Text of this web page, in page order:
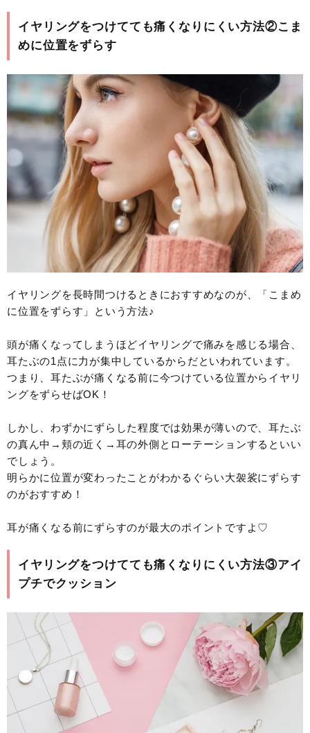
イヤリングをつけてても痛くなりにくい方法②こま
めに位置をずらす
イヤリングを長時間つけるときにおすすめなのが、「こまめ
に位置をずらす」という方法♪
頭が痛くなってしまうほどイヤリングで痛みを感じる場合、
耳たぶの1点に力が集中しているからだといわれています。
つまり、耳たぶが痛くなる前に今つけている位置からイヤリ
ングをずらせばOK！
しかし、わずかにずらした程度では効果が薄いので、耳たぶ
の真ん中→頬の近く→耳の外側とローテーションするといい
でしょう。
明らかに位置が変わったことがわかるぐらい大袈裟にずらす
のがおすすめ！
耳が痛くなる前にずらすのが最大のポイントですよ♡
イヤリングをつけてても痛くなりにくい方法③アイ
プチでクッション